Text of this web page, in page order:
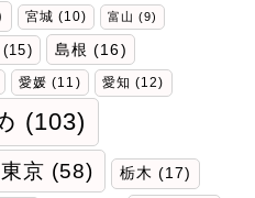
宮城 (10) 富山 (9)
(15) 島根 (16)
愛媛 (11) 愛知 (12)
(103)
東京 (58) 栃木 (17)